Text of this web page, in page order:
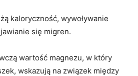
kaloryczność, wywoływanie
się migren.
wartość magnezu, w który
wskazują na związek między